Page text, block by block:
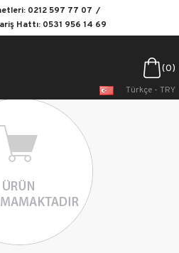
0212 597 77 07
Hattı: 0531 956 14 69
0
Türkçe - TRY